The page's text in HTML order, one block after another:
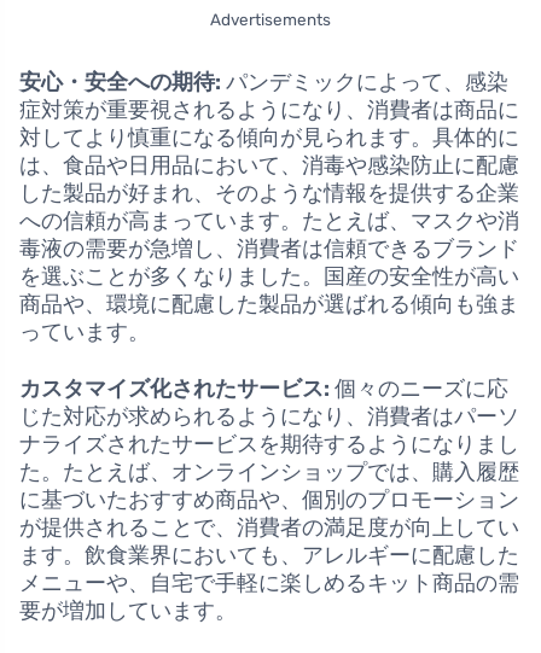
Advertisements
安心・安全への期待: パンデミックによって、感染
症対策が重要視されるようになり、消費者は商品に
対してより慎重になる傾向が見られます。具体的に
は、食品や日用品において、消毒や感染防止に配慮
した製品が好まれ、そのような情報を提供する企業
への信頼が高まっています。たとえば、マスクや消
毒液の需要が急増し、消費者は信頼できるブランド
を選ぶことが多くなりました。国産の安全性が高い
商品や、環境に配慮した製品が選ばれる傾向も強ま
っています。
カスタマイズ化されたサービス: 個々のニーズに応
じた対応が求められるようになり、消費者はパーソ
ナライズされたサービスを期待するようになりまし
た。たとえば、オンラインショップでは、購入履歴
に基づいたおすすめ商品や、個別のプロモーション
が提供されることで、消費者の満足度が向上してい
ます。飲食業界においても、アレルギーに配慮した
メニューや、自宅で手軽に楽しめるキット商品の需
要が増加しています。